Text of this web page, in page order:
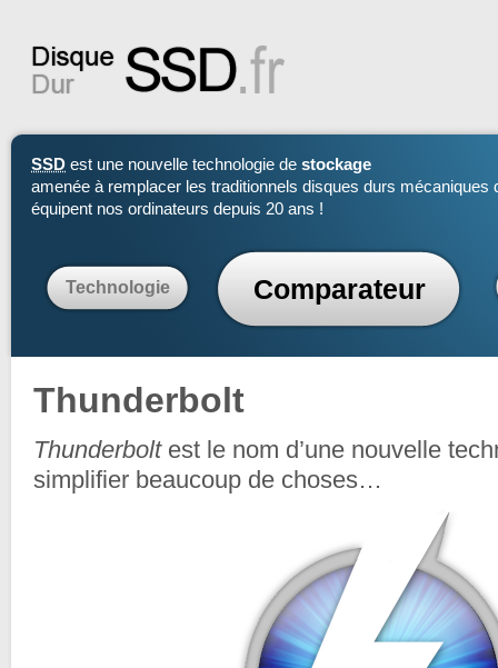
SSD est une nouvelle technologie de stockage
amenée à remplacer les traditionnels disques durs mécaniques
équipent nos ordinateurs depuis 20 ans !
Technologie Comparateur
Thunderbolt
Thunderboltest le nom d’une nouvelle
simplifier beaucoup de choses…